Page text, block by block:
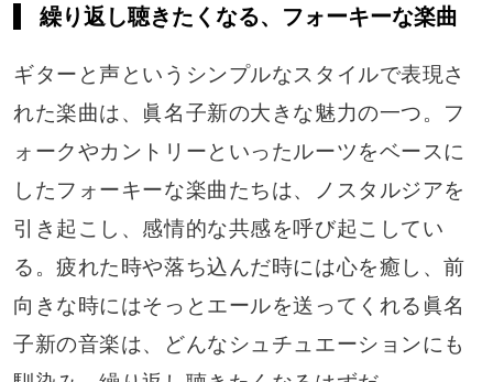
繰り返し聴きたくなる、フォーキーな楽曲
ギターと声というシンプルなスタイルで表現さ
れた楽曲は、眞名子新の大きな魅力の一つ。フ
ォークやカントリーといったルーツをベースに
したフォーキーな楽曲たちは、ノスタルジアを
引き起こし、感情的な共感を呼び起こしてい
る。疲れた時や落ち込んだ時には心を癒し、前
向きな時にはそっとエールを送ってくれる眞名
子新の音楽は、どんなシュチュエーションにも